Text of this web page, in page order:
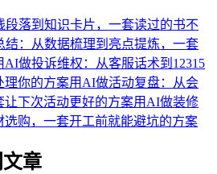
落到知识卡片，一套读过的书不
结：从数据梳理到亮点提炼，一套
AI做投诉维权：从客服话术到12315
理你的方案用AI做活动复盘：从会
下次活动更好的方案用AI做装修
购，一套开工前就能避坑的方案
章